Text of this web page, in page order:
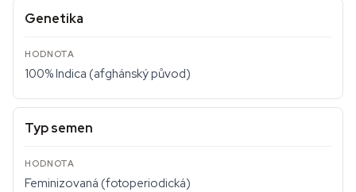
Genetika
100% Indica (afghánský původ)
Typ semen
Feminizovaná (fotoperiodická)